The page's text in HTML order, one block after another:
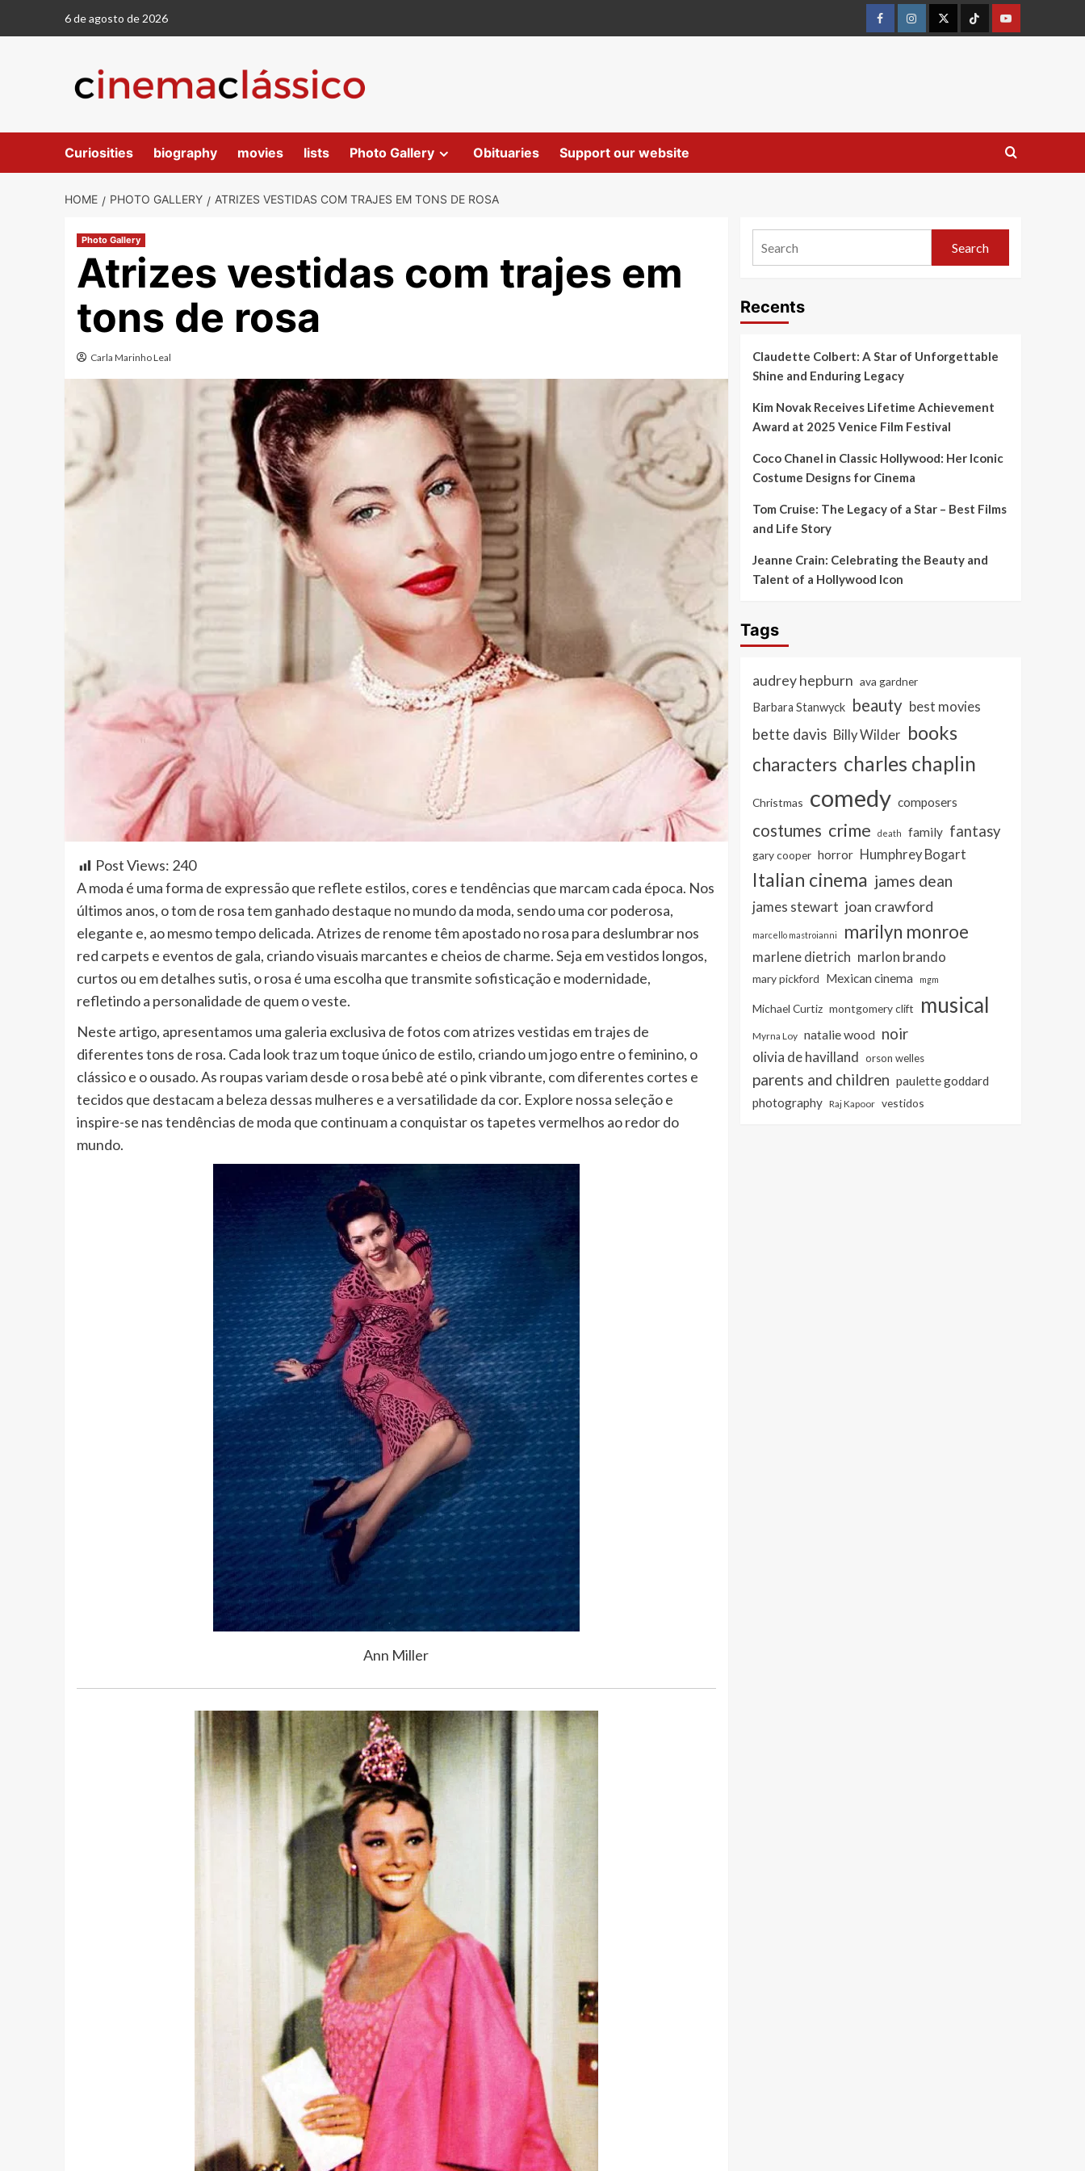
6 de agosto de 2026
Curiosities biography movies lists Photo Gallery Obituaries Support our website
HOME PHOTO GALLERY ATRIZES VESTIDAS COM TRAJES EM TONS DE ROSA
Photo Gallery
Atrizes vestidas com trajes em
tons de rosa
Carla Marinho Leal
Post Views: 240
A moda é uma forma de expressão que reflete estilos, cores e tendências que marcam cada época. Nos
últimos anos, o tom de rosa tem ganhado destaque no mundo da moda, sendo uma cor poderosa,
elegante e, ao mesmo tempo delicada. Atrizes de renome têm apostado no rosa para deslumbrar nos
red carpets e eventos de gala, criando visuais marcantes e cheios de charme. Seja em vestidos longos,
curtos ou em detalhes sutis, o rosa é uma escolha que transmite sofisticação e modernidade,
refletindo a personalidade de quem o veste.
Neste artigo, apresentamos uma galeria exclusiva de fotos com atrizes vestidas em trajes de
diferentes tons de rosa. Cada look traz um toque único de estilo, criando um jogo entre o feminino, o
clássico e o ousado. As roupas variam desde o rosa bebê até o pink vibrante, com diferentes cortes e
tecidos que destacam a beleza dessas mulheres e a versatilidade da cor. Explore nossa seleção e
inspire-se nas tendências de moda que continuam a conquistar os tapetes vermelhos ao redor do
mundo.
Ann Miller
Search
Recents
Claudette Colbert: A Star of Unforgettable
Shine and Enduring Legacy
Kim Novak Receives Lifetime Achievement
Award at 2025 Venice Film Festival
Coco Chanel in Classic Hollywood: Her Iconic
Costume Designs for Cinema
Tom Cruise: The Legacy of a Star – Best Films
and Life Story
Jeanne Crain: Celebrating the Beauty and
Talent of a Hollywood Icon
Tags
audrey hepburn ava gardner
Barbara Stanwyck
beauty best movies
bette davis Billy Wilder books
characters charles chaplin
Christmas comedy composers
costumes crime death family fantasy
gary cooper horror Humphrey Bogart
Italian cinema james dean
james stewart joan crawford
marcello mastroianni marilyn monroe
marlene dietrich marlon brando
mary pickford Mexican cinema mgm
Michael Curtiz montgomery clift musical
Myrna Loy natalie wood noir
olivia de havilland orson welles
parents and children paulette goddard
photography Raj Kapoor vestidos